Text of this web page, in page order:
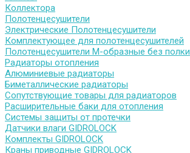
Коллектора
Полотенцесушители
Электрические Полотенцесушители
Комплектующее для полотенцесушителей
Полотенцесушители М-образные без полки
Радиаторы отопления
Алюминиевые радиаторы
Биметаллические радиаторы
Сопутствующие товары для радиаторов
Расширительные баки для отопления
Системы защиты от протечки
Датчики влаги GIDROLOCK
Комплекты GIDROLOCK
Краны приводные GIDROLOCK